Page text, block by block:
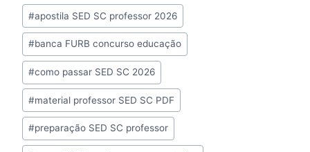
Tags
do
Post:
#apostila SED SC professor 2026
#banca FURB concurso educação
#como passar SED SC 2026
#material professor SED SC PDF
#preparação SED SC professor